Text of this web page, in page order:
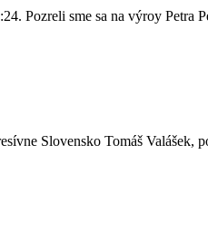
Pozreli sme sa na výroy Petra
Slovensko Tomáš Valášek,